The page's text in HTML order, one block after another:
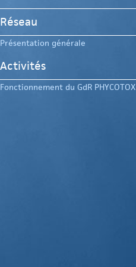
Réseau
Présentation générale
Activités
Fonctionnement du GdR PHYCOTOX